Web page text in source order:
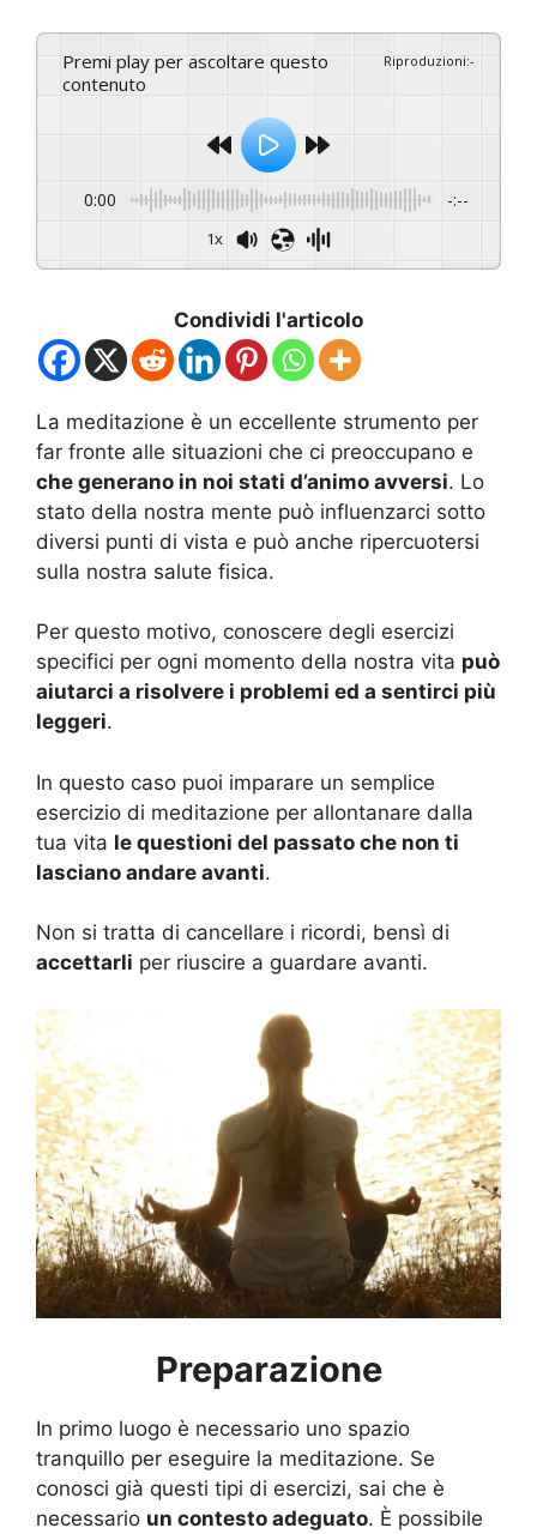
Premi play per ascoltare questo
contenuto
Riproduzioni:-
0:00 -:--
1x
Condividi l'articolo
La meditazione è un eccellente strumento per
far fronte alle situazioni che ci preoccupano e
che generano in noi stati d’animo avversi. Lo
stato della nostra mente può influenzarci sotto
diversi punti di vista e può anche ripercuotersi
sulla nostra salute fisica.
Per questo motivo, conoscere degli esercizi
specifici per ogni momento della nostra vita può
aiutarci a risolvere i problemi ed a sentirci più
leggeri.
In questo caso puoi imparare un semplice
esercizio di meditazione per allontanare dalla
tua vita le questioni del passato che non ti
lasciano andare avanti.
Non si tratta di cancellare i ricordi, bensì di
accettarli per riuscire a guardare avanti.
Preparazione
In primo luogo è necessario uno spazio
tranquillo per eseguire la meditazione. Se
conosci già questi tipi di esercizi, sai che è
necessario un contesto adeguato. È possibile